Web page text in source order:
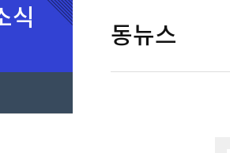
식
동뉴스